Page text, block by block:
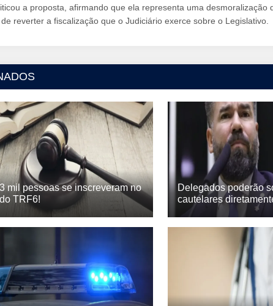
a proposta, afirmando que ela representa uma desmoralização
reverter a fiscalização que o Judiciário exerce sobre o Legislativo.
mil pessoas se inscreveram no
TRF6!
Delegados poderão
cautelares